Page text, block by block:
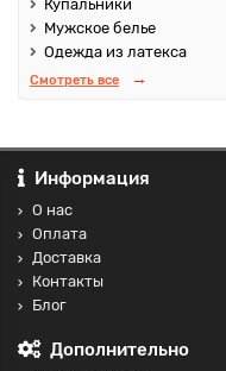
Купальники
Мужское белье
Одежда из латекса
Смотреть все
Информация
О нас
Оплата
Доставка
Контакты
Блог
Дополнительно